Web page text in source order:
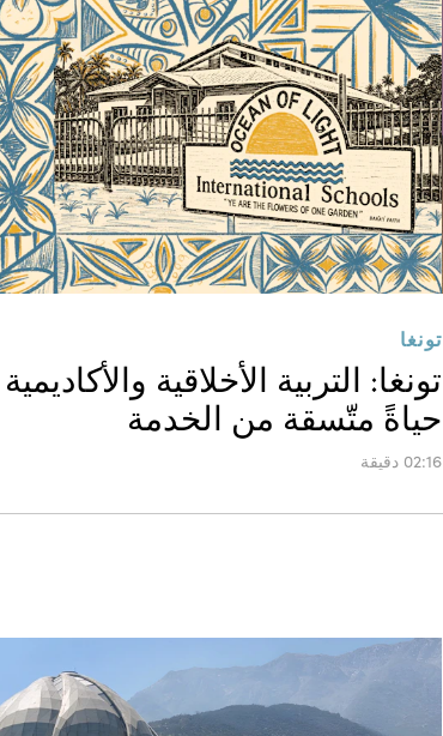
تونغا
تونغا: التربية الأخلاقية
حياةً متّسقة من الخدمة
02:16 دقيقة